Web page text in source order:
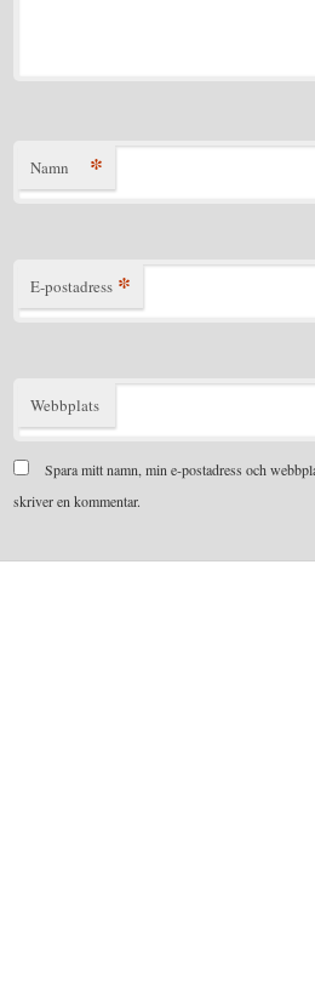
Namn *
E-postadress *
Webbplats
Spara mitt namn, min e-postadress och
skriver en kommentar.